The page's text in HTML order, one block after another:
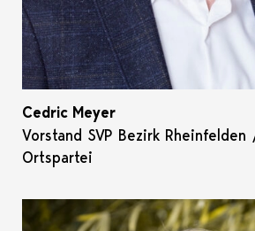
Cedric Meyer
Vorstand SVP Bezirk
Ortspartei